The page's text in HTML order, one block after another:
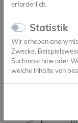
erforderlich.
Statistik
Wir erheben
Zwecke.
Suchmaschine oder
welche Inhalte von
EU setzt auf
Innovation der
Brüssler